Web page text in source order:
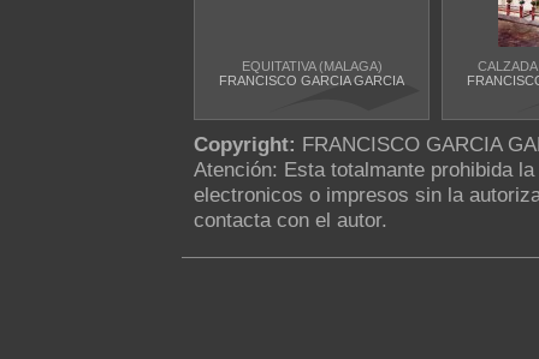
EQUITATIVA (MALAGA)
FRANCISCO GARCIA GARCIA
Copyright: FRANCISCO GARCIA
Atención: Esta totalmante prohibida
electronicos o impresos sin la
contacta con el autor.